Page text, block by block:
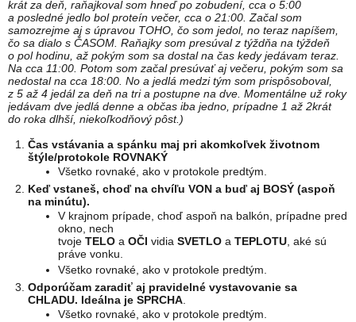
krát za deň, raňajkoval som hneď po zobudení, cca o 5:00
a posledné jedlo bol proteín večer, cca o 21:00. Začal som
samozrejme aj s úpravou TOHO, čo som jedol, no teraz napíšem,
čo sa dialo s ČASOM. Raňajky som presúval z týždňa na týždeň
o pol hodinu, až pokým som sa dostal na čas kedy jedávam teraz.
Na cca 11:00. Potom som začal presúvať aj večeru, pokým som sa
nedostal na cca 18:00. No a jedlá medzi tým som prispôsoboval,
z 5 až 4 jedál za deň na tri a postupne na dve. Momentálne už roky
jedávam dve jedlá denne a občas iba jedno, prípadne 1 až 2krát
do roka dlhší, niekoľkodňový pôst.)
Čas vstávania a spánku maj pri akomkoľvek životnom
štýle/protokole ROVNAKÝ
Všetko rovnaké, ako v protokole predtým.
Keď vstaneš, choď na chvíľu VON a buď aj BOSÝ (aspoň
na minútu).
V krajnom prípade, choď aspoň na balkón, prípadne pred
okno, nech
tvoje TELOa OČI vidia SVETLOa TEPLOTU, aké sú
práve vonku.
Všetko rovnaké, ako v protokole predtým.
Odporúčam zaradiť aj pravidelné vystavovanie sa
CHLADU. Ideálna je SPRCHA
Všetko rovnaké, ako v protokole predtým.